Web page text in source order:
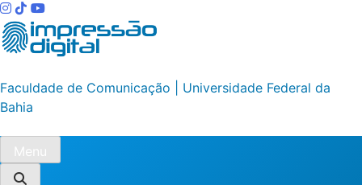
Impressão Digital
Faculdade de Comunicação | Universidade Federal da
Bahia
Menu